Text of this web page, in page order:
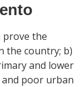
prove the
the country; b)
and lower
poor urban